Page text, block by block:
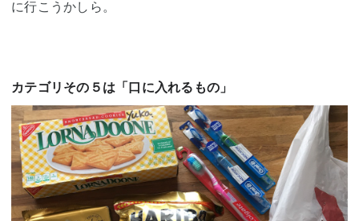
に行こうかしら。
カテゴリその５は「口に入れるもの」